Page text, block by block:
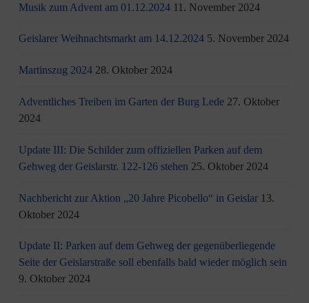
Musik zum Advent am 01.12.2024 11. November 2024
Geislarer Weihnachtsmarkt am 14.12.2024 5. November 2024
Martinszug 2024 28. Oktober 2024
Adventliches Treiben im Garten der Burg Lede 27. Oktober
2024
Update III: Die Schilder zum offiziellen Parken auf dem
Gehweg der Geislarstr. 122-126 stehen 25. Oktober 2024
Nachbericht zur Aktion „20 Jahre Picobello“ in Geislar 13.
Oktober 2024
Update II: Parken auf dem Gehweg der gegenüberliegende
Seite der Geislarstraße soll ebenfalls bald wieder möglich sein
9. Oktober 2024